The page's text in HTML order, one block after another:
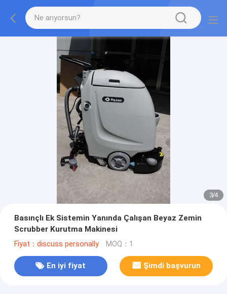
3/4
Basınçlı Ek Sistemin Yanında Çalışan Beyaz Zemin
Scrubber Kurutma Makinesi
Fiyat：discuss personally MOQ：1
En iyi fiyat Şimdi başvurun